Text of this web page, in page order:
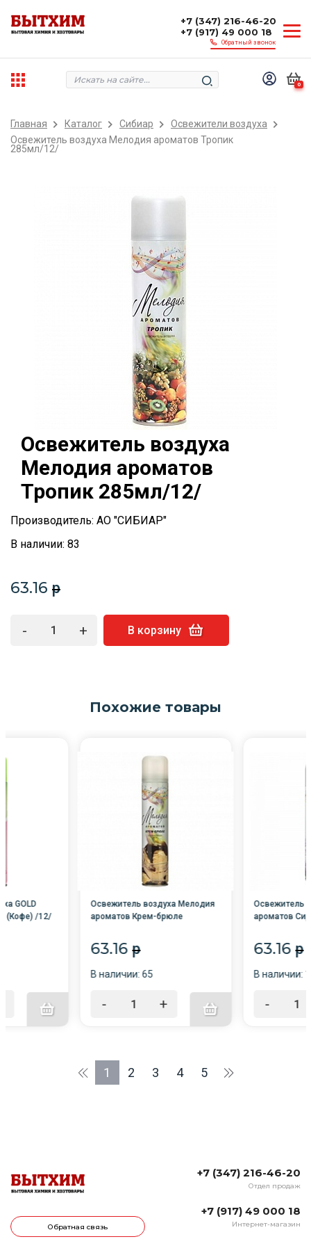
+7 (347) 216-46-20
+7 (917) 49 000 18
Обратный звонок
0
Главная Каталог Сибиар
Освежители воздуха
Освежитель воздуха Мелодия ароматов Тропик
285мл/12/
Освежитель воздуха
Мелодия ароматов
Тропик 285мл/12/
Производитель: АО "СИБИАР"
В наличии: 83
63.16 p
- + В корзину
Похожие товары
GOLD
(Кофе) /12/
Освежитель воздуха Мелодия
ароматов Крем-брюле
63.16 p
В наличии: 65
- +
Освежитель
ароматов
63.16 p
В наличии:
-
1 2 3 4 5
Обратная связь
+7 (347) 216-46-20
Отдел продаж
+7 (917) 49 000 18
Интернет-магазин